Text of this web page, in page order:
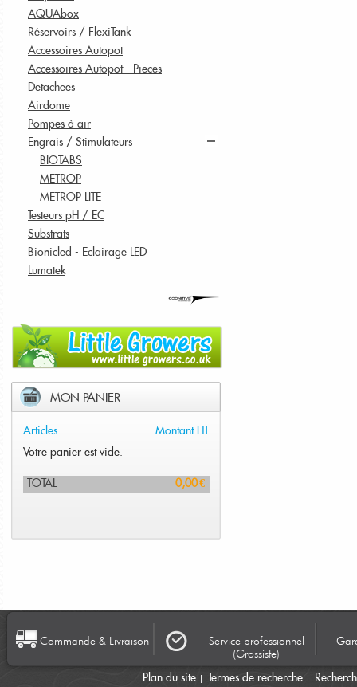
AQUAbox
Réservoirs / FlexiTank
Accessoires Autopot
Accessoires Autopot - Pieces
Detachees
Airdome
Pompes à air
Engrais / Stimulateurs
BIOTABS
METROP
METROP LITE
Testeurs pH / EC
Substrats
Bionicled - Eclairage LED
Lumatek
MON PANIER
Articles
Montant HT
Votre panier est vide.
TOTAL 0,00 €
Commande & Livraison
Service professionnel
(Grossiste)
Plan du site Termes de recherche